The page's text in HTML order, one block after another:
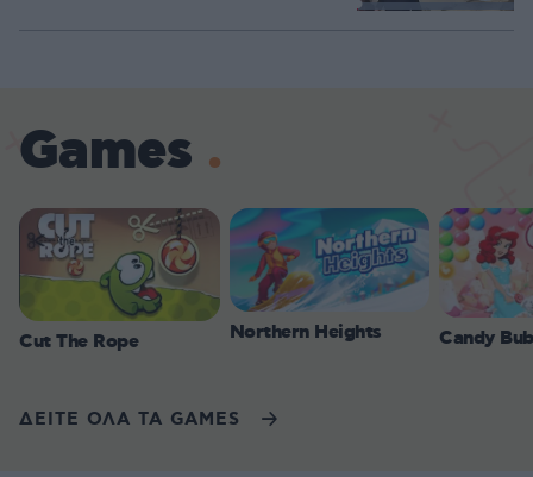
Loaded
Games
Cut The Rope Northern Heights Candy
ΔΕΙΤΕ ΟΛΑ ΤΑ GAMES